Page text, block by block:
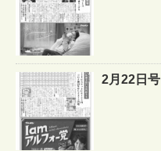
2月22日号